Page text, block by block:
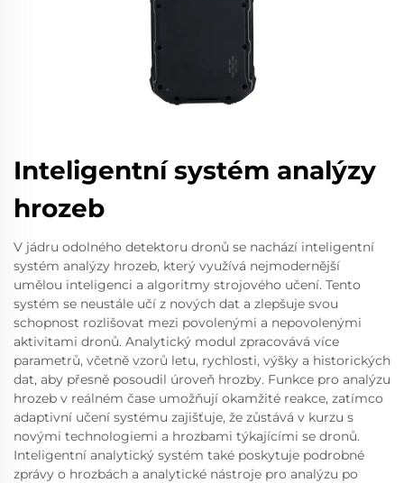
Inteligentní systém analýzy
hrozeb
V jádru odolného detektoru dronů se nachází inteligentní
systém analýzy hrozeb, který využívá nejmodernější
umělou inteligenci a algoritmy strojového učení. Tento
systém se neustále učí z nových dat a zlepšuje svou
schopnost rozlišovat mezi povolenými a nepovolenými
aktivitami dronů. Analytický modul zpracovává více
parametrů, včetně vzorů letu, rychlosti, výšky a historických
dat, aby přesně posoudil úroveň hrozby. Funkce pro analýzu
hrozeb v reálném čase umožňují okamžité reakce, zatímco
adaptivní učení systému zajišťuje, že zůstává v kurzu s
novými technologiemi a hrozbami týkajícími se dronů.
Inteligentní analytický systém také poskytuje podrobné
zprávy o hrozbách a analytické nástroje pro analýzu po